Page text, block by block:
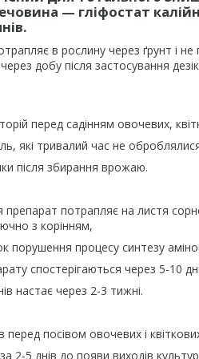
— гліфостат
в рослину через ґрунт і
добу після застосування
перед садінням овочевих,
які тривалий час не
після збирання врожаю.
препарат потрапляє на листя
з корінням,
порушення процесу синтезу
спостерігаються через 5-10
настає через 2-3 тижні.
перед посівом овочевих і
2-5 днів до появи виходів